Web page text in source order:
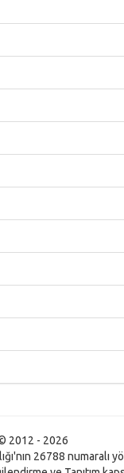
© 2012 - 2026
26788 numaralı